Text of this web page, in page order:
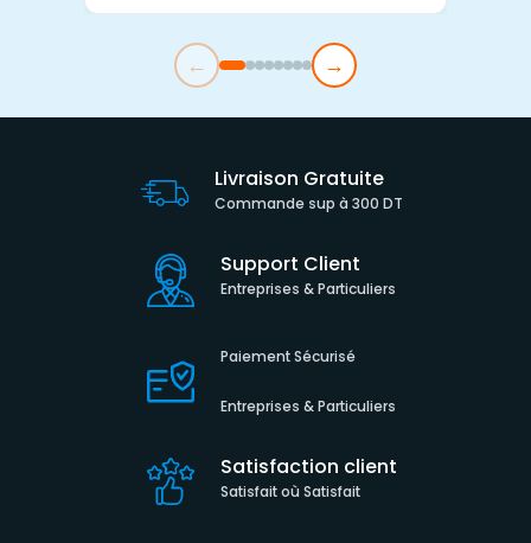
← →
Livraison Gratuite
Commande sup à 300 DT
Support Client
Entreprises & Particuliers
Paiement Sécurisé
Entreprises & Particuliers
Satisfaction client
Satisfait où Satisfait